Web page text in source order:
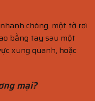
chóng, một tờ rơi
bằng tay sau một
xung quanh, hoặc
mại?